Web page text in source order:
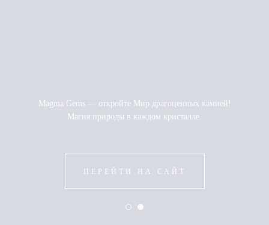
Magma Gems — откройте Мир драгоценных камней!
Магия природы в каждом кристалле.
ПЕРЕЙТИ НА САЙТ